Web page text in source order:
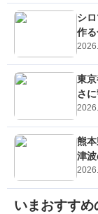
シ
作る
東
さ
熊
津
いまおすすめ